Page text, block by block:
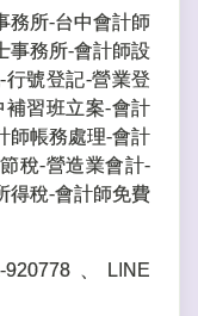
務所-台中會計師
事務所-會計師設
行號登記-營業登
習班立案-會計
師帳務處理-會計
稅-營造業會計-
得稅-會計師免費
920778、LINE